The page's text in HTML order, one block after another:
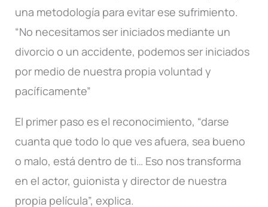
una metodología para evitar ese sufrimiento.
“No necesitamos ser iniciados mediante un
divorcio o un accidente, podemos ser iniciados
por medio de nuestra propia voluntad y
pacíficamente”
El primer paso es el reconocimiento, “darse
cuanta que todo lo que ves afuera, sea bueno
o malo, está dentro de ti… Eso nos transforma
en el actor, guionista y director de nuestra
propia película”, explica.